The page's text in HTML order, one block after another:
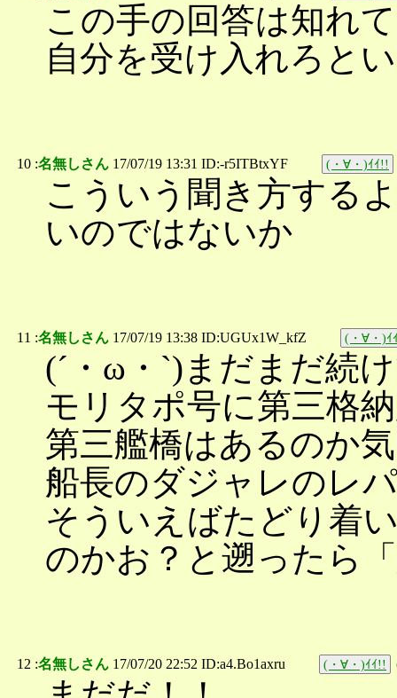
この手の回答は知れ
自分を受け入れろと
10 :名無しさん 17/07/19 13:31 ID:-r5ITBtxYF (・∀・)ｲｲ!!
こういう聞き方する
いのではないか
11 :名無しさん 17/07/19 13:38 ID:UGUx1W_kfZ (・∀・)ｲ
(´・ω・`)まだまだ続
モリタポ号に第三格
第三艦橋はあるのか
船長のダジャレのレ
そういえばたどり着
のかお？と遡ったら
12 :名無しさん 17/07/20 22:52 ID:a4.Bo1axru (・∀・)ｲｲ!!